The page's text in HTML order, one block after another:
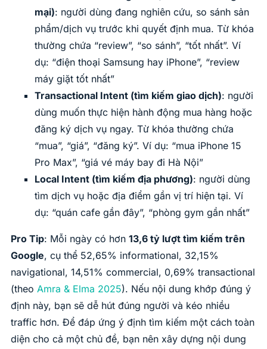
mại): người dùng đang nghiên cứu, so sánh sản
phẩm/dịch vụ trước khi quyết định mua. Từ khóa
thường chứa “review”, “so sánh”, “tốt nhất”. Ví
dụ: “điện thoại Samsung hay iPhone”, “review
máy giặt tốt nhất”
Transactional Intent (tìm kiếm giao dịch): người
dùng muốn thực hiện hành động mua hàng hoặc
đăng ký dịch vụ ngay. Từ khóa thường chứa
“mua”, “giá”, “đăng ký”. Ví dụ: “mua iPhone 15
Pro Max”, “giá vé máy bay đi Hà Nội”
Local Intent (tìm kiếm địa phương): người dùng
tìm dịch vụ hoặc địa điểm gần vị trí hiện tại. Ví
dụ: “quán cafe gần đây”, “phòng gym gần nhất”
Pro Tip: Mỗi ngày có hơn 13,6 tỷ lượt tìm kiếm trên
Google, cụ thể 52,65% informational, 32,15%
navigational, 14,51% commercial, 0,69% transactional
(theo Amra & Elma 2025). Nếu nội dung khớp đúng ý
định này, bạn sẽ dễ hút đúng người và kéo nhiều
traffic hơn. Để đáp ứng ý định tìm kiếm một cách toàn
diện cho cả một chủ đề, bạn nên xây dựng nội dung